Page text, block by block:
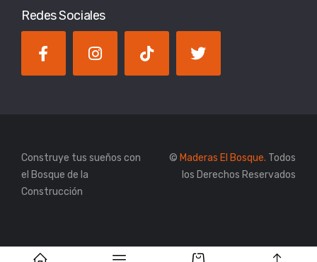
Redes Sociales
Construye tus sueños con
el Bosque de la
Construcción
© Maderas El Bosque. Todos
los Derechos Reservados